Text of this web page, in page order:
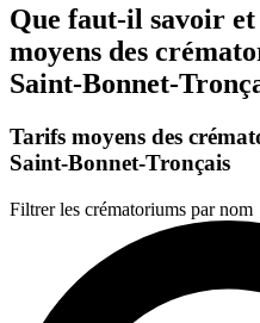
Que faut-il savoir
moyens des
Saint-Bonnet-
Tarifs moyens des
Saint-Bonnet-Tronçais
Filtrer les crématoriums par nom